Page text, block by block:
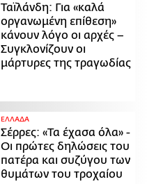
Ταϊλάνδη: Για «καλά
οργανωμένη επίθεση»
κάνουν λόγο οι αρχές –
Συγκλονίζουν οι
μάρτυρες της τραγωδίας
ΕΛΛΑΔΑ
Σέρρες: «Τα έχασα όλα» -
Οι πρώτες δηλώσεις του
πατέρα και συζύγου των
θυμάτων του τροχαίου